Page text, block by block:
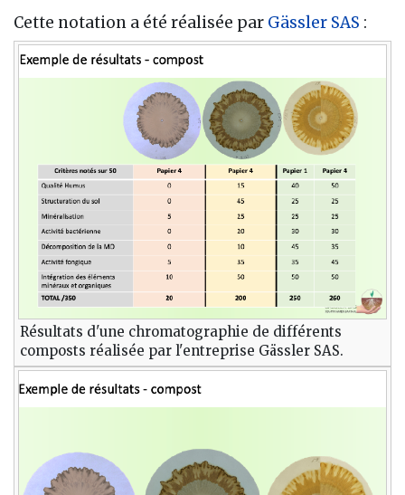
Cette notation a été réalisée par Gässler SAS :
Résultats d'une chromatographie de différents
composts réalisée par l'entreprise Gässler SAS.